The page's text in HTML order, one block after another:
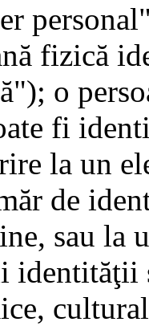
fizică
o
fi
la un
de
sau la
identităţii